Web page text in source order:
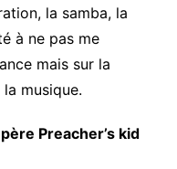
la samba, la
à ne pas me
mais sur la
musique.
Preacher’s kid